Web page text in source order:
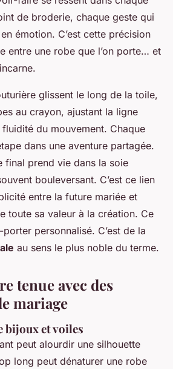
de broderie, chaque geste qui
émotion. C’est cette précision
entre une robe que l’on porte… et
glissent le long de la toile,
au crayon, ajustant la ligne
fluidité du mouvement. Chaque
dans une aventure partagée.
final prend vie dans la soie
bouleversant. C’est ce lien
entre la future mariée et
toute sa valeur à la création. Ce
personnalisé. C’est de la
au sens le plus noble du terme.
tenue avec des
mariage
bijoux et voiles
peut alourdir une silhouette
long peut dénaturer une robe